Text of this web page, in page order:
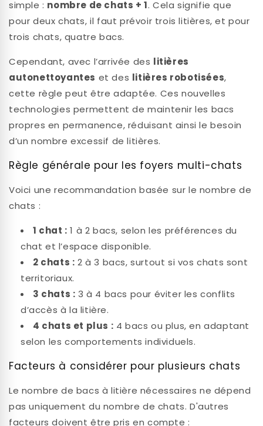
simple : nombre de chats + 1. Cela signifie que
pour deux chats, il faut prévoir trois litières, et pour
trois chats, quatre bacs.
Cependant, avec l’arrivée des litières
autonettoyantes et des litières robotisées,
cette règle peut être adaptée. Ces nouvelles
technologies permettent de maintenir les bacs
propres en permanence, réduisant ainsi le besoin
d’un nombre excessif de litières.
Règle générale pour les foyers multi-chats
Voici une recommandation basée sur le nombre de
chats :
1 chat : 1 à 2 bacs, selon les préférences du
chat et l’espace disponible.
2 chats : 2 à 3 bacs, surtout si vos chats sont
territoriaux.
3 chats : 3 à 4 bacs pour éviter les conflits
d’accès à la litière.
4 chats et plus : 4 bacs ou plus, en adaptant
selon les comportements individuels.
Facteurs à considérer pour plusieurs chats
Le nombre de bacs à litière nécessaires ne dépend
pas uniquement du nombre de chats. D'autres
facteurs doivent être pris en compte :